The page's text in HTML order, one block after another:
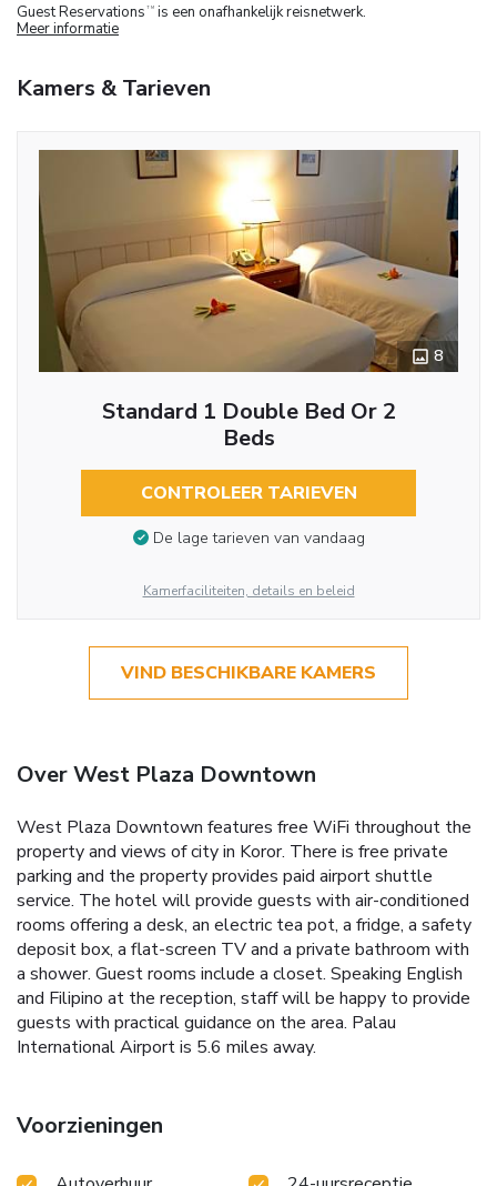
Guest Reservations TM is een onafhankelijk reisnetwerk.
Meer informatie
Kamers & Tarieven
8
Standard 1 Double Bed Or 2
Beds
CONTROLEER TARIEVEN
De lage tarieven van vandaag
Kamerfaciliteiten, details en beleid
VIND BESCHIKBARE KAMERS
Over West Plaza Downtown
West Plaza Downtown features free WiFi throughout the
property and views of city in Koror. There is free private
parking and the property provides paid airport shuttle
service. The hotel will provide guests with air-conditioned
rooms offering a desk, an electric tea pot, a fridge, a safety
deposit box, a flat-screen TV and a private bathroom with
a shower. Guest rooms include a closet. Speaking English
and Filipino at the reception, staff will be happy to provide
guests with practical guidance on the area. Palau
International Airport is 5.6 miles away.
Voorzieningen